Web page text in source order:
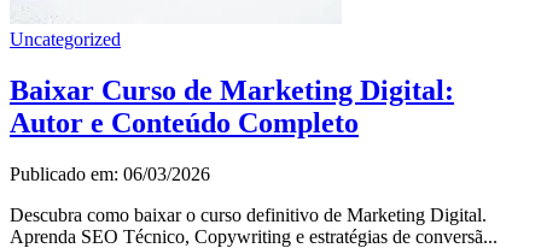
Uncategorized
Baixar Curso de Marketing Digital:
Autor e Conteúdo Completo
Publicado em: 06/03/2026
Descubra como baixar o curso definitivo de Marketing Digital.
Aprenda SEO Técnico, Copywriting e estratégias de conversã...